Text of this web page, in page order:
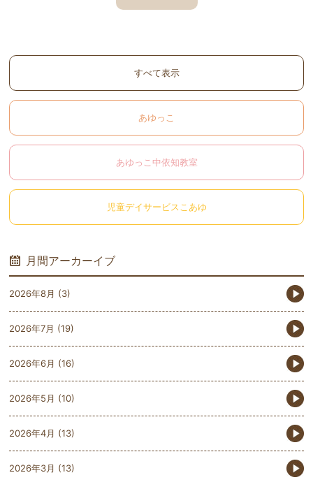
すべて表示
あゆっこ
あゆっこ中依知教室
児童デイサービスこあゆ
月間アーカーイブ
2026年8月 (3)
2026年7月 (19)
2026年6月 (16)
2026年5月 (10)
2026年4月 (13)
2026年3月 (13)